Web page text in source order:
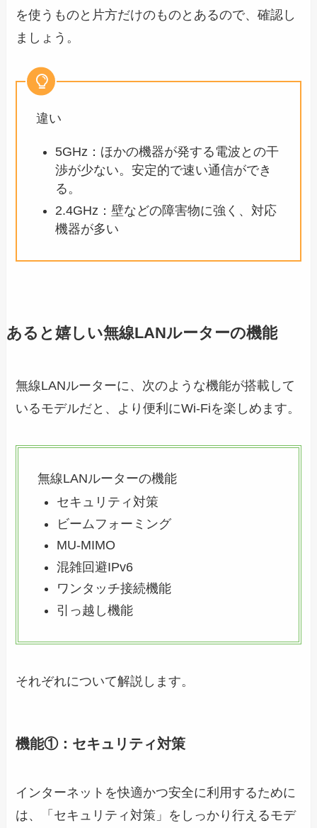
を使うものと片方だけのものとあるので、確認し
ましょう。
違い
5GHz：ほかの機器が発する電波との干
渉が少ない。安定的で速い通信ができ
る。
2.4GHz：壁などの障害物に強く、対応
機器が多い
あると嬉しい無線LANルーターの機能
無線LANルーターに、次のような機能が搭載して
いるモデルだと、より便利にWi-Fiを楽しめます。
無線LANルーターの機能
セキュリティ対策
ビームフォーミング
MU-MIMO
混雑回避IPv6
ワンタッチ接続機能
引っ越し機能
それぞれについて解説します。
機能①：セキュリティ対策
インターネットを快適かつ安全に利用するために
は、「セキュリティ対策」をしっかり行えるモデ